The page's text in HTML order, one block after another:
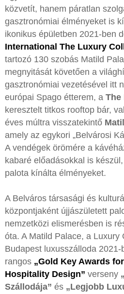
közvetít, hanem páratlan
gasztronómiai élményeket is
ikonikus épületben 2021-ben
International The Luxury
tartozó 130 szobás Matild
megnyitását követően a
gasztronómiai vezetésével itt
európai Spago étterem, a The
keresztelt titkos rooftop bár,
éves múltra visszatekintő
amely az egykori „Belvárosi
A vendégek örömére a
kabaré előadásokkal is
palota kínálta élményeket.
A Belváros társasági és
központjaként újjászületett
nemzetközi elismerésben is
óta. A Matild Palace, a Luxury
Budapest luxusszálloda
rangos „Gold Key Awards
Hospitality Design” verseny
Szállodája” és „Legjobb